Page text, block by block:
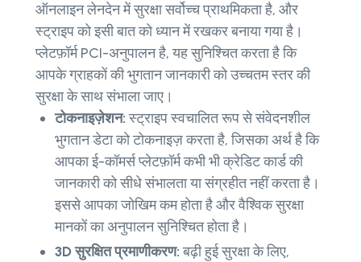
ऑनलाइन लेनदेन में सुरक्षा सर्वोच्च प्राथमिकता है, और
स्ट्राइप को इसी बात को ध्यान में रखकर बनाया गया है।
प्लेटफ़ॉर्म PCI-अनुपालन है, यह सुनिश्चित करता है कि
आपके ग्राहकों की भुगतान जानकारी को उच्चतम स्तर की
सुरक्षा के साथ संभाला जाए।
टोकनाइज़ेशन:स्ट्राइप स्वचालित रूप से संवेदनशील
भुगतान डेटा को टोकनाइज़ करता है, जिसका अर्थ है कि
आपका ई-कॉमर्स प्लेटफ़ॉर्म कभी भी क्रेडिट कार्ड की
जानकारी को सीधे संभालता या संग्रहीत नहीं करता है।
इससे आपका जोखिम कम होता है और वैश्विक सुरक्षा
मानकों का अनुपालन सुनिश्चित होता है।
3D सुरक्षित प्रमाणीकरण:बढ़ी हुई सुरक्षा के लिए,